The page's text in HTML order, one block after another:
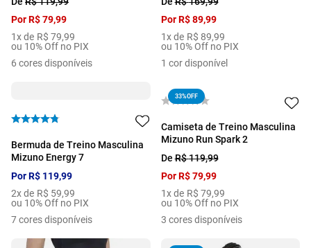
PorR$79,99
1x de R$ 79,99
ou 10% Off no PIX
6 cores disponíveis
PorR$ 89,99
1x de R$ 89,99
ou 10% Off no PIX
1 cor disponível
Bermuda de Treino Masculina
Mizuno Energy 7
PorR$ 119,99
2x de R$ 59,99
ou 10% Off no PIX
7cores disponíveis
33%OFF
Camiseta de Treino Masculina
Mizuno Run Spark 2
DeR$119,99
PorR$ 79,99
1x de R$ 79,99
ou 10% Off no PIX
3 cores disponíveis